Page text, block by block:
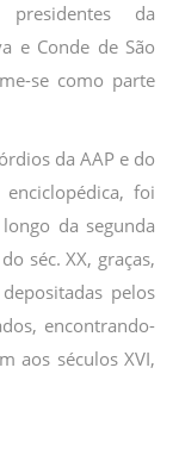
da
e Conde de São
se como parte
da AAP e do
foi
da segunda
séc. XX, graças,
pelos
encontrando-
aos séculos XVI,